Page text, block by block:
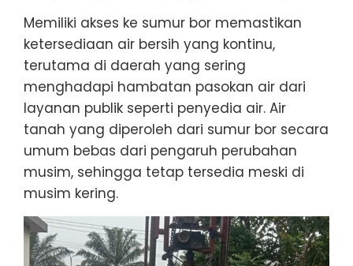
Memiliki akses ke sumur bor memastikan
ketersediaan air bersih yang kontinu,
terutama di daerah yang sering
menghadapi hambatan pasokan air dari
layanan publik seperti penyedia air. Air
tanah yang diperoleh dari sumur bor secara
umum bebas dari pengaruh perubahan
musim, sehingga tetap tersedia meski di
musim kering.